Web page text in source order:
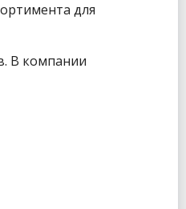
для
В компании